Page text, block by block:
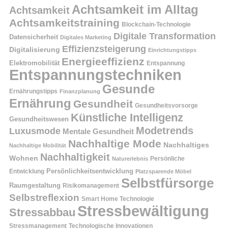
Achtsamkeit Achtsamkeit im Alltag
Achtsamkeitstraining Blockchain-Technologie
Datensicherheit Digitales Marketing Digitale Transformation
Digitalisierung Effizienzsteigerung Einrichtungstipps
Elektromobilität Energieeffizienz Entspannung
Entspannungstechniken
Ernährungstipps Finanzplanung Gesunde
Ernährung Gesundheit Gesundheitsvorsorge
Gesundheitswesen Künstliche Intelligenz
Luxusmode Mentale Gesundheit Modetrends
Nachhaltige Mobilität Nachhaltige Mode Nachhaltiges
Wohnen Nachhaltigkeit Naturerlebnis Persönliche
Entwicklung Persönlichkeitsentwicklung Platzsparende Möbel
Raumgestaltung Risikomanagement Selbstfürsorge
Selbstreflexion Smart Home Technologie
Stressabbau Stressbewältigung
Stressmanagement Technologische Innovationen